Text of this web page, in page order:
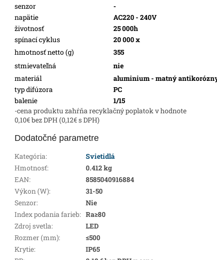
senzor
-
napätie
AC220 - 240V
životnosť
25 000h
spínací cyklus
20 000 x
hmotnosť netto (g)
355
stmievateľná
nie
materiál
aluminium - matný
typ difúzora
PC
balenie
1/15
-cena produktu zahŕňa recyklačný poplatok v hodnote
0,10€ bez DPH (0,12€ s DPH)
Dodatočné parametre
Kategória:
Svietidlá
Hmotnosť:
0.412 kg
EAN:
8585040916884
Výkon (W):
31-50
Senzor:
Nie
Index podania farieb: Ra≥80
Zdroj svetla:
LED
Rozmer (mm):
≤500
Krytie:
IP65